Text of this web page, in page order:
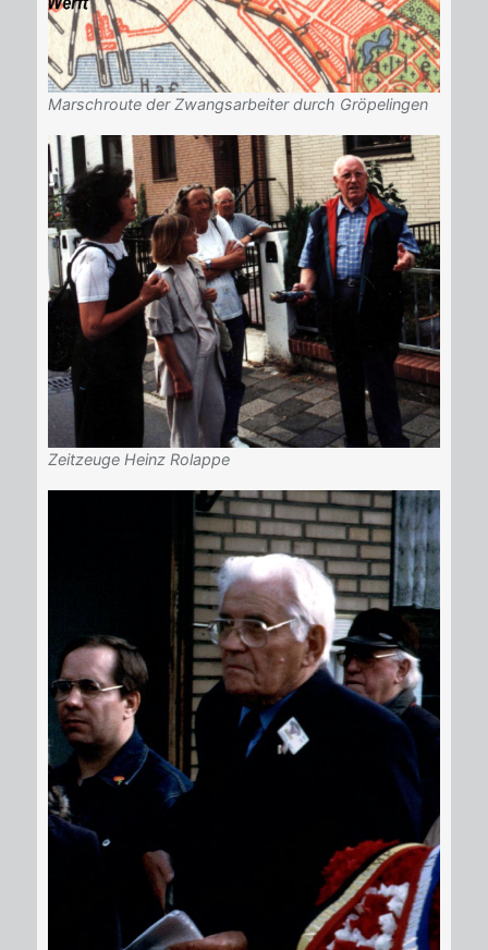
Marschroute der Zwangsarbeiter durch Gröpelingen
Zeitzeuge Heinz Rolappe